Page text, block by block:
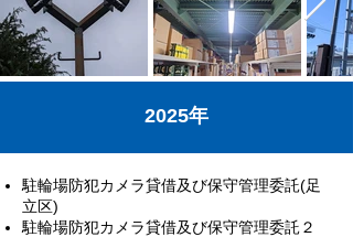
2025年
駐輪場防犯カメラ貸借及び保守管理委託(足
立区)
駐輪場防犯カメラ貸借及び保守管理委託２